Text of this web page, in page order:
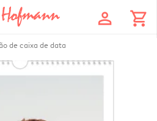
profile shopping_cart
de caixa de data